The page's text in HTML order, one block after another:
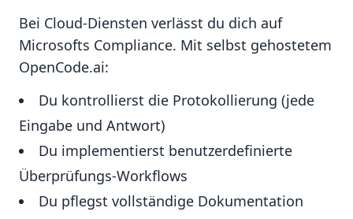
Bei Cloud-Diensten verlässt du dich auf
Microsofts Compliance. Mit selbst gehostetem
OpenCode.ai:
Du kontrollierst die Protokollierung (jede
Eingabe und Antwort)
Du implementierst benutzerdefinierte
Überprüfungs-Workflows
Du pflegst vollständige Dokumentation